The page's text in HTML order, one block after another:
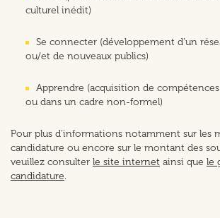
culturel inédit)
Se connecter (développement d’un
ou/et de nouveaux publics)
Apprendre (acquisition de compétences
ou dans un cadre non-formel)
Pour plus d’informations notamment sur les
candidature ou encore sur le montant des
veuillez consulter le site internet ainsi que le
candidature.